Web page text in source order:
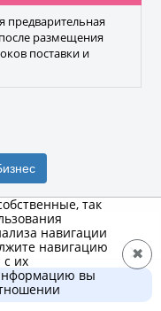
предварительная
размещения
поставки и
так
навигации
навигацию
их
вы
✖